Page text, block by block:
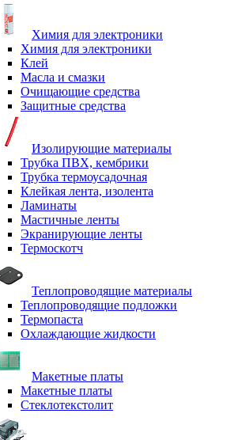
Химия для электроники
Химия для электроники
Клей
Масла и смазки
Очищающие средства
Защитные средства
Изолирующие материалы
Трубка ПВХ, кембрики
Трубка термоусадочная
Клейкая лента, изолента
Ламинаты
Мастичные ленты
Экранирующие ленты
Термоскотч
Теплопроводящие материалы
Теплопроводящие подложки
Термопаста
Охлаждающие жидкости
Макетные платы
Макетные платы
Стеклотекстолит